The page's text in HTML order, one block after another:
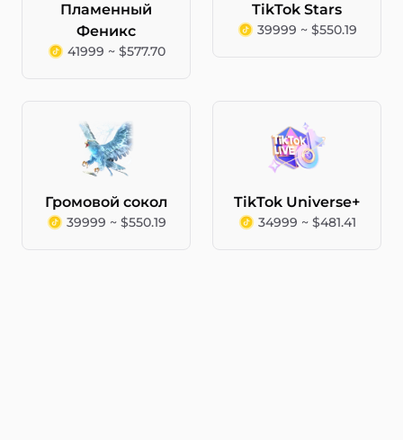
Пламенный
Феникс
41999 ~ $577.70
TikTok Stars
39999 ~ $550.19
Громовой сокол
39999 ~ $550.19
TikTok Universe+
34999 ~ $481.41